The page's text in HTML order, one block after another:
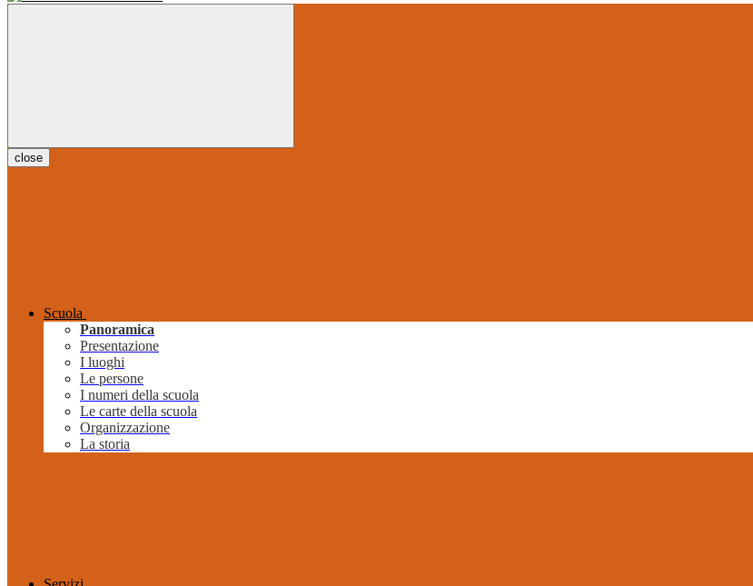
close
Scuola
Panoramica
Presentazione
I luoghi
Le persone
I numeri della scuola
Le carte della scuola
Organizzazione
La storia